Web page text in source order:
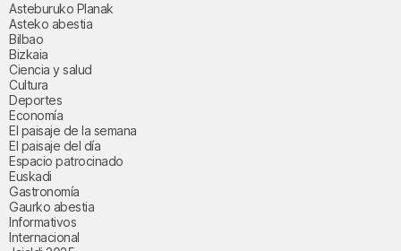
Asteburuko Planak
Asteko abestia
Bilbao
Bizkaia
Ciencia y salud
Cultura
Deportes
Economía
El paisaje de la semana
El paisaje del día
Espacio patrocinado
Euskadi
Gastronomía
Gaurko abestia
Informativos
Internacional